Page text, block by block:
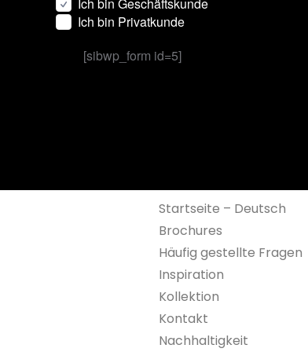
Ich bin Privatkunde
[sibwp_form id=5]
Startseite – Deutsch
Brochures
Häufig gestellte Fragen
Inspiration
Kollektion
Kontakt
Nachhaltigkeit